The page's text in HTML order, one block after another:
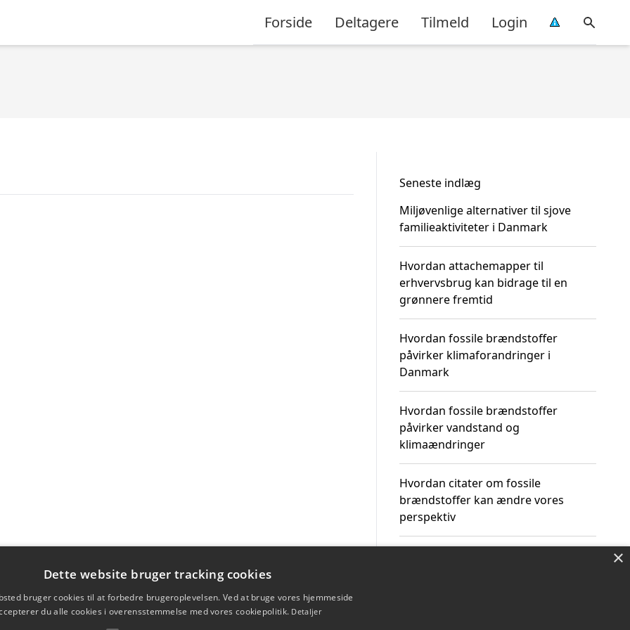
Forside Deltagere Tilmeld Login
Seneste indlæg
Miljøvenlige alternativer til sjove
familieaktiviteter i Danmark
Hvordan attachemapper til
erhvervsbrug kan bidrage til en
grønnere fremtid
Hvordan fossile brændstoffer
påvirker klimaforandringer i
Danmark
Hvordan fossile brændstoffer
påvirker vandstand og
klimaændringer
Hvordan citater om fossile
brændstoffer kan ændre vores
perspektiv
×
Dette website bruger tracking cookies
bruger cookies til at forbedre brugeroplevelsen. Ved at bruge vores hjemmeside
du alle cookies i overensstemmelse med vores cookiepolitik. Detaljer